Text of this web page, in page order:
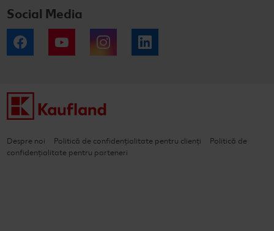
Social Media
Facebook YouTube Instagram
Despre noi Politică de confidențialitate pentru clienți
Politică de
confidențialitate pentru parteneri